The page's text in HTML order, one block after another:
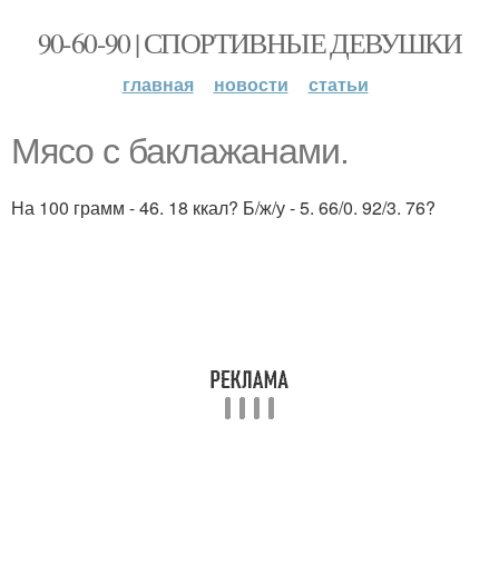
90-60-90 | СПОРТИВНЫЕ ДЕВУШКИ
главная новости статьи
Мясо с баклажанами.
На 100 грамм - 46. 18 ккал? Б/ж/у - 5. 66/0. 92/3. 76?